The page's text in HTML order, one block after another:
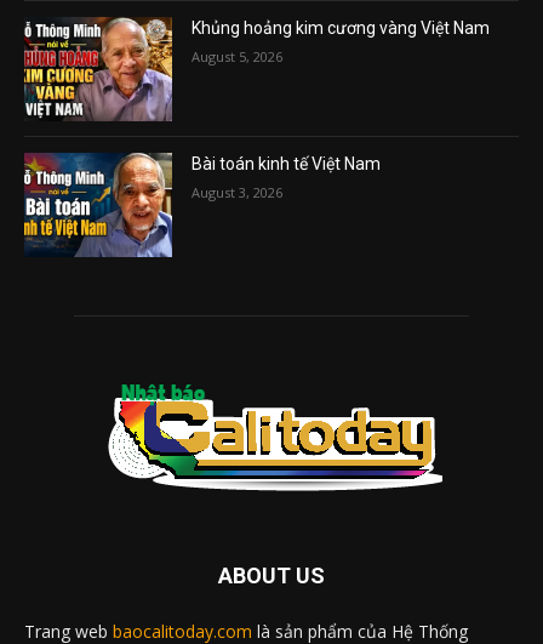
Khủng hoảng kim cương vàng Việt Nam
August 5, 2026
Bài toán kinh tế Việt Nam
August 3, 2026
ABOUT US
Trang web baocalitoday.com là sản phẩm của Hệ Thống